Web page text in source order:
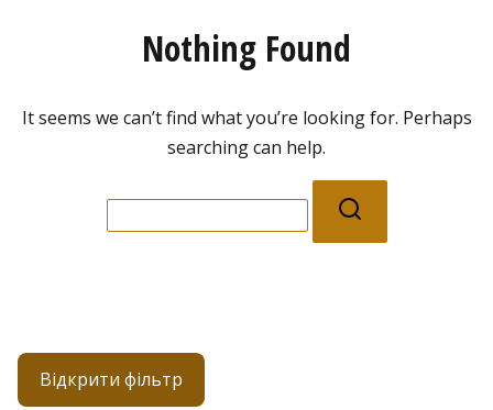
Nothing Found
It seems we can’t find what you’re looking for. Perhaps
searching can help.
for:
Відкрити фільтр